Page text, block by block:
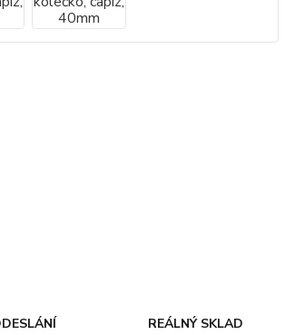
REÁLNÝ SKLAD